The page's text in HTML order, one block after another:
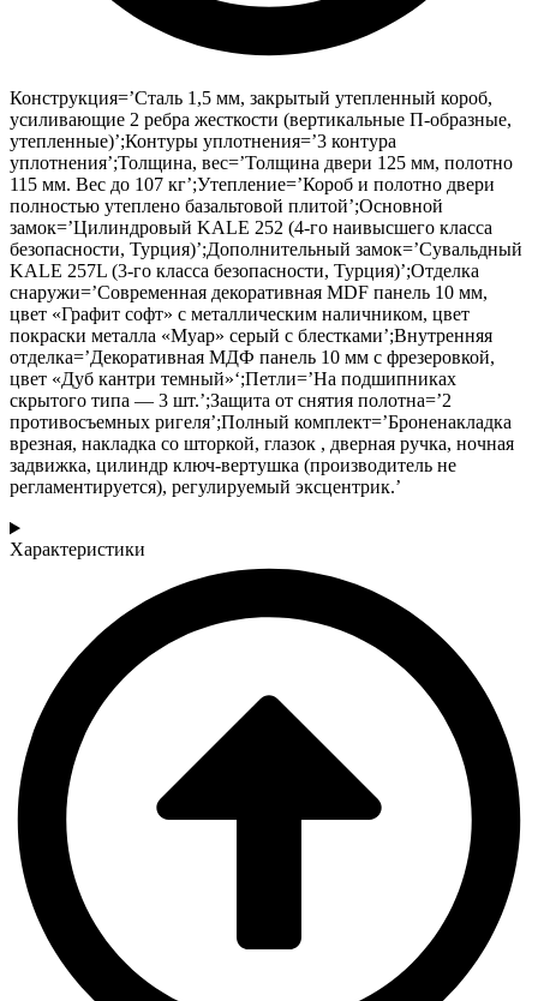
Конструкция=’Сталь 1,5 мм, закрытый утепленный короб,
усиливающие 2 ребра жесткости (вертикальные П-образные,
утепленные)’;Контуры уплотнения=’3 контура
уплотнения’;Толщина, вес=’Толщина двери 125 мм, полотно
115 мм. Вес до 107 кг’;Утепление=’Короб и полотно двери
полностью утеплено базальтовой плитой’;Основной
замок=’Цилиндровый KALE 252 (4-го наивысшего класса
безопасности, Турция)’;Дополнительный замок=’Сувальдный
KALE 257L (3-го класса безопасности, Турция)’;Отделка
снаружи=’Современная декоративная MDF панель 10 мм,
цвет «Графит софт» с металлическим наличником, цвет
покраски металла «Муар» серый с блестками’;Внутренняя
отделка=’Декоративная МДФ панель 10 мм с фрезеровкой,
цвет «Дуб кантри темный»‘;Петли=’На подшипниках
скрытого типа — 3 шт.’;Защита от снятия полотна=’2
противосъемных ригеля’;Полный комплект=’Броненакладка
врезная, накладка со шторкой, глазок , дверная ручка, ночная
задвижка, цилиндр ключ-вертушка (производитель не
регламентируется), регулируемый эксцентрик.’
Характеристики